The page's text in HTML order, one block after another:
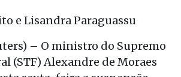
e Lisandra Paraguassu
– O ministro do Supremo
(STF) Alexandre de Moraes